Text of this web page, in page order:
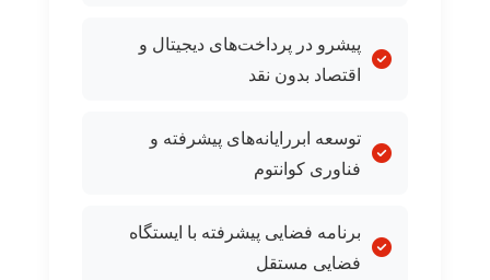
پیشرو در پرداخت‌های دیجیتال و
اقتصاد بدون نقد
توسعه ابررایانه‌های پیشرفته و
فناوری کوانتوم
برنامه فضایی پیشرفته با ایستگاه
فضایی مستقل